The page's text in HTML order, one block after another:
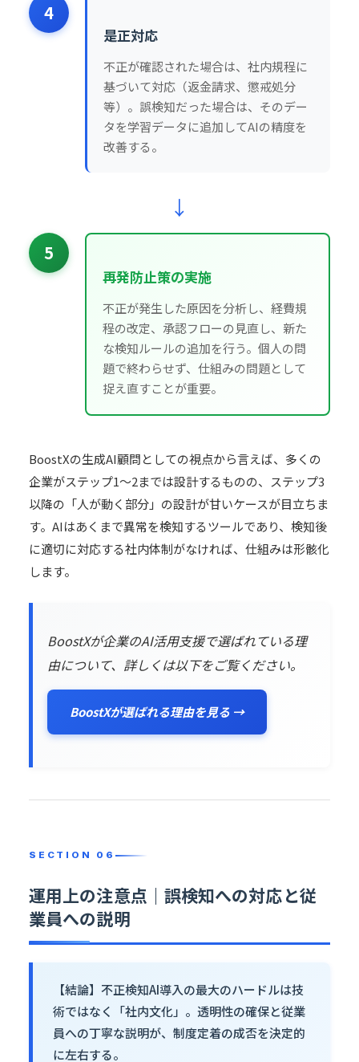
4
是正対応
不正が確認された場合は、社内規程に
基づいて対応（返金請求、懲戒処分
等）。誤検知だった場合は、そのデー
タを学習データに追加してAIの精度を
改善する。
↓
5
再発防止策の実施
不正が発生した原因を分析し、経費規
程の改定、承認フローの見直し、新た
な検知ルールの追加を行う。個人の問
題で終わらせず、仕組みの問題として
捉え直すことが重要。
BoostXの生成AI顧問としての視点から言えば、多くの
企業がステップ1〜2までは設計するものの、ステップ3
以降の「人が動く部分」の設計が甘いケースが目立ちま
す。AIはあくまで異常を検知するツールであり、検知後
に適切に対応する社内体制がなければ、仕組みは形骸化
します。
BoostXが企業のAI活用支援で選ばれている理
由について、詳しくは以下をご覧ください。
BoostXが選ばれる理由を見る →
運用上の注意点｜誤検知への対応と従
業員への説明
【結論】不正検知AI導入の最大のハードルは技
術ではなく「社内文化」。透明性の確保と従業
員への丁寧な説明が、制度定着の成否を決定的
に左右する。